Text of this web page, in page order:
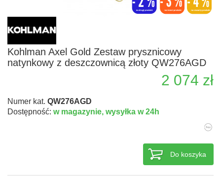
Kohlman Axel Gold Zestaw prysznicowy
natynkowy z deszczownicą złoty QW276AGD
2 074 zł
Numer kat. QW276AGD
Dostępność: w magazynie, wysyłka w 24h
Do koszyka